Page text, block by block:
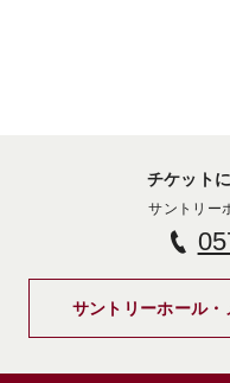
チケット
サントリー
サントリーホール